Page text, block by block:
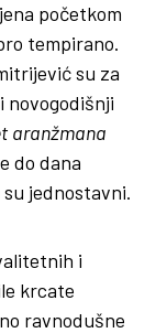
početkom
tempirano.
su za
novogodišnji
aranžmana
do dana
su jednostavni.
i
krcate
ravnodušne